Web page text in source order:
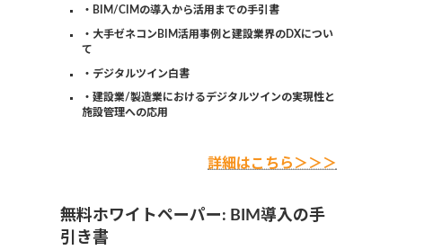
・BIM/CIMの導入から活用までの手引書
・大手ゼネコンBIM活用事例と建設業界のDXについ
て
・デジタルツイン白書
・建設業/製造業におけるデジタルツインの実現性と
施設管理への応用
詳細はこちら＞＞＞
無料ホワイトペーパー: BIM導入の手
引き書